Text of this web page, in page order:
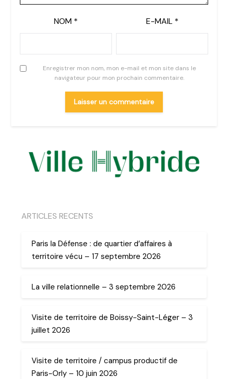
NOM * E-MAIL *
Enregistrer mon nom, mon e-mail et mon site dans le
navigateur pour mon prochain commentaire.
ARTICLES RECENTS
Paris la Défense : de quartier d’affaires à
territoire vécu – 17 septembre 2026
La ville relationnelle – 3 septembre 2026
Visite de territoire de Boissy-Saint-Léger – 3
juillet 2026
Visite de territoire / campus productif de
Paris-Orly – 10 juin 2026